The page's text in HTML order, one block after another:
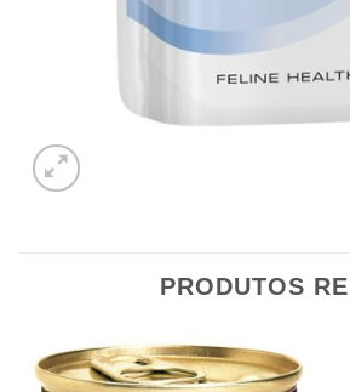
PRODUTOS